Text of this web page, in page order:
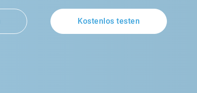
Kostenlos testen